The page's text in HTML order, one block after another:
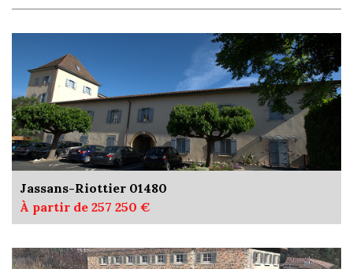
Jassans-Riottier 01480
À partir de 257 250 €